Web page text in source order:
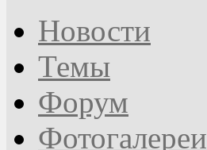
Новости
Темы
Форум
Фотогалереи